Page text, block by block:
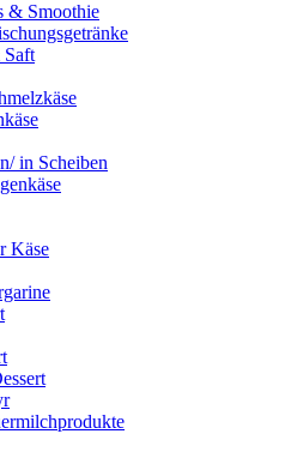
& Smoothie
Saft
in Scheiben
Käse